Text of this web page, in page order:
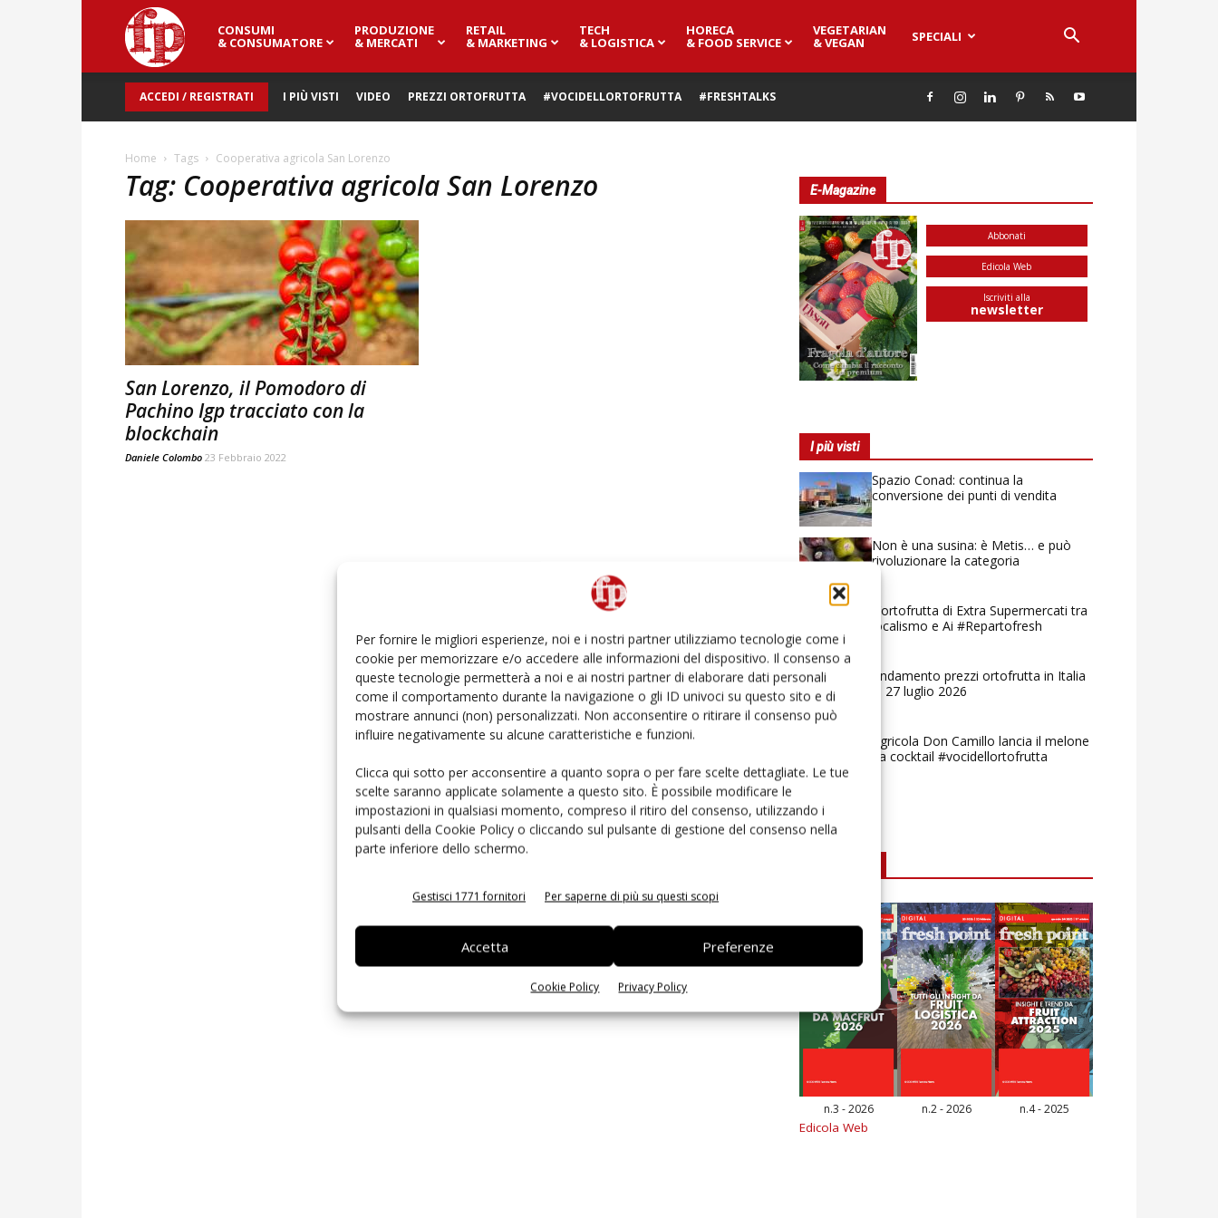
Per fornire le migliori esperienze, noi e i nostri partner utilizziamo tecnologie come i
cookie per memorizzare e/o accedere alle informazioni del dispositivo. Il consenso a
queste tecnologie permetterà a noi e ai nostri partner di elaborare dati personali
come il comportamento durante la navigazione o gli ID univoci su questo sito e di
mostrare annunci (non) personalizzati. Non acconsentire o ritirare il consenso può
influire negativamente su alcune caratteristiche e funzioni.
Clicca qui sotto per acconsentire a quanto sopra o per fare scelte dettagliate. Le tue
scelte saranno applicate solamente a questo sito. È possibile modificare le
impostazioni in qualsiasi momento, compreso il ritiro del consenso, utilizzando i
pulsanti della Cookie Policy o cliccando sul pulsante di gestione del consenso nella
parte inferiore dello schermo.
Gestisci 1771 fornitori Per saperne di più su questi scopi
Accetta Preferenze
Cookie Policy Privacy Policy
Fresh
Point
Magazine
CONSUMI
& CONSUMATORE
PRODUZIONE
& MERCATI
RETAIL
& MARKETING
TECH
& LOGISTICA
HORECA
& FOOD SERVICE
VEGETARIAN
& VEGAN SPECIALI
ACCEDI / REGISTRATI I PIÙ VISTI VIDEO PREZZI ORTOFRUTTA #VOCIDELLORTOFRUTTA #FRESHTALKS
Home Tags Cooperativa agricola San Lorenzo
Tag: Cooperativa agricola San Lorenzo
San Lorenzo, il Pomodoro di
Pachino Igp tracciato con la
blockchain
Daniele Colombo 23 Febbraio 2022
E-Magazine
Abbonati
Edicola Web
Iscriviti alla
newsletter
I più visti
Spazio Conad: continua la
conversione dei punti di vendita
Non è una susina: è Metis… e può
rivoluzionare la categoria
L’ortofrutta di Extra Supermercati tra
localismo e Ai #Repartofresh
Andamento prezzi ortofrutta in Italia
al 27 luglio 2026
Agricola Don Camillo lancia il melone
da cocktail #vocidellortofrutta
n.3 - 2026 n.2 - 2026 n.4 - 2025
Edicola Web